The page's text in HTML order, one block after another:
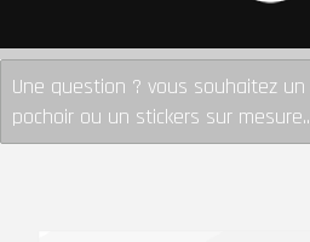
Une question ? vous souhaitez un
pochoir ou un stickers sur